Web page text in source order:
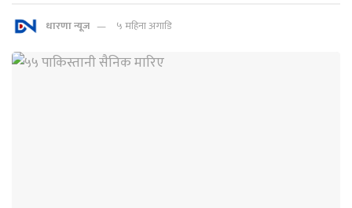
धारणा न्यूज ५ महिना अगाडि